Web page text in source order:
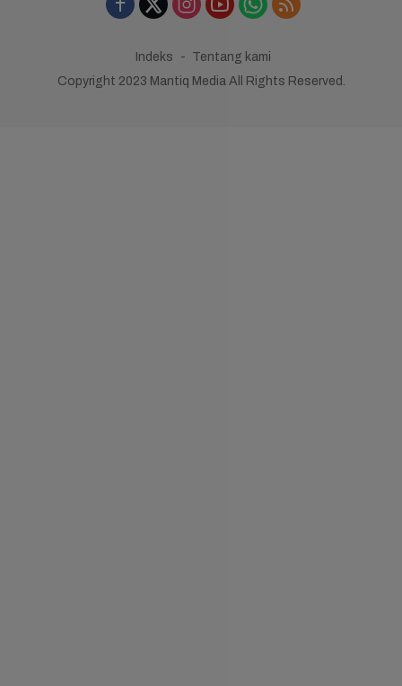
Indeks
Tentang kami
Copyright 2023 Mantiq Media All Rights Reserved.